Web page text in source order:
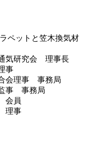
ペットと笠木換気材
気研究会 理事長
事
会理事 事務局
事 事務局
会員
理事